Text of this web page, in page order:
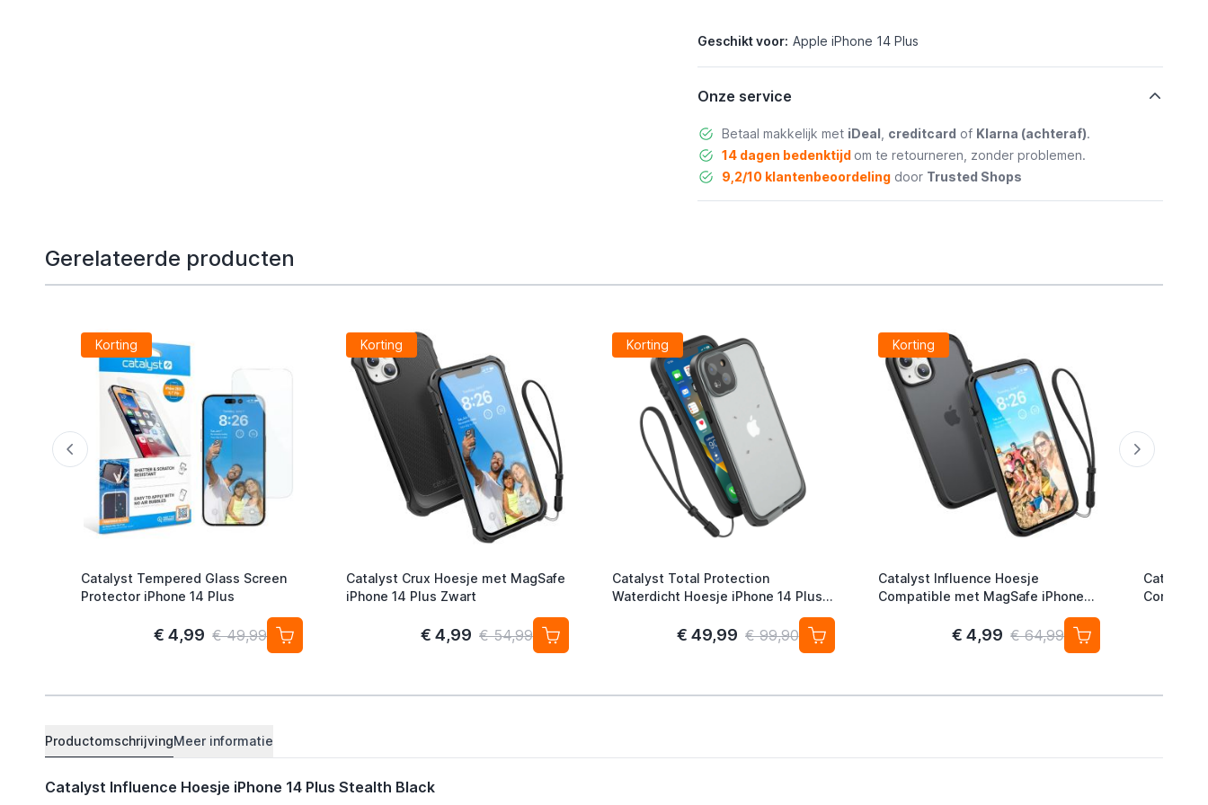
Geschikt voor: Apple iPhone 14 Plus
Onze service
Betaal makkelijk met iDeal creditcard of Klarna (achteraf).
14 dagen bedenktijd om te retourneren, zonder problemen.
9,2/10 klantenbeoordelingdoor Trusted Shops
Gerelateerde producten
Korting
Catalyst Tempered Glass Screen
Protector iPhone 14 Plus
€ 4,99 € 49,99
Korting
Catalyst Crux Hoesje met MagSafe
iPhone 14 Plus Zwart
€ 4,99 € 54,99
Korting
Catalyst Total Protection
Waterdicht Hoesje iPhone 14 Plus
€ 49,99 € 99,90
Korting
Catalyst Influence Hoesje
Compatible met MagSafe iPhone
€ 4,99 € 64,99
Catalyst
ProductomschrijvingMeer informatie
Catalyst Influence Hoesje iPhone 14 Plus Stealth Black